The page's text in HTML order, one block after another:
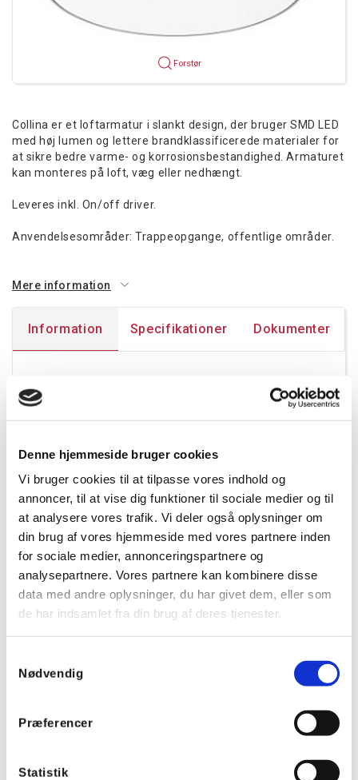
Denne hjemmeside bruger cookies
Vi bruger cookies til at tilpasse vores indhold og
annoncer, til at vise dig funktioner til sociale medier og til
at analysere vores trafik. Vi deler også oplysninger om
din brug af vores hjemmeside med vores partnere inden
for sociale medier, annonceringspartnere og
analysepartnere. Vores partnere kan kombinere disse
data med andre oplysninger, du har givet dem, eller som
de har indsamlet fra din brug af deres tjenester.
Nødvendig
Præferencer
Statistik
Forstør
Collina er et loftarmatur i slankt design, der bruger SMD LED
med høj lumen og lettere brandklassificerede materialer for
at sikre bedre varme- og korrosionsbestandighed. Armaturet
kan monteres på loft, væg eller nedhængt.
Leveres inkl. On/off driver.
Anvendelsesområder: Trappeopgange, offentlige områder.
Mere information
Information Specifikationer Dokumenter
Kører: Tænd/sluk
Farvetemperatur: 3000K; 4000K; 5700K
CRI: ≥80
Lysfordeling: Direkte
Spredningsvinkel: 120°
UGR: ≤25
Effektivitet: 116 lm/W
Lumen: 2900lm
SDCM: ≤3
LED levetid, L80 (h): 100.000 timer
Materiale: Polycarbonat
Farve: Hvid 9016